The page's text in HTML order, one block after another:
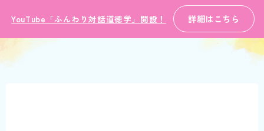
YouTube「ふんわり対話道徳学」開設！ 詳細はこちら